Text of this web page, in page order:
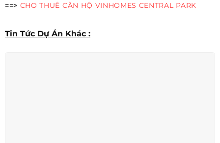
==> CHO THUÊ CĂN HỘ VINHOMES CENTRAL PARK
Tin Tức Dự Án Khác :